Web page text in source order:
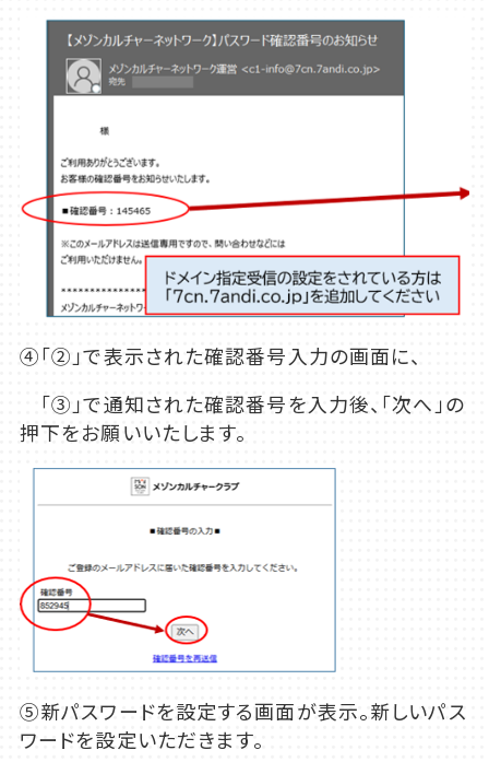
④「②」で表示された確認番号入力の画面に、
「③」で通知された確認番号を入力後、「次へ」の
押下をお願いいたします。
⑤新パスワードを設定する画面が表示。新しいパス
ワードを設定いただきます。